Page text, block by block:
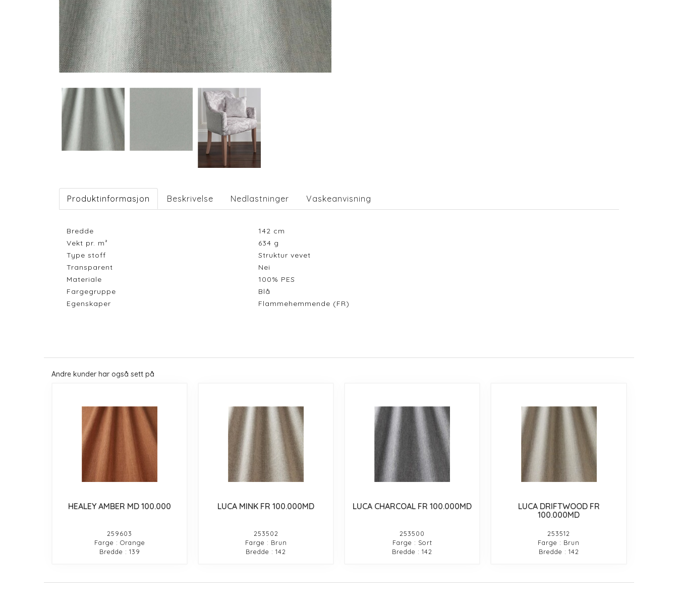
Produktinformasjon Beskrivelse Nedlastninger Vaskeanvisning
Bredde 142 cm
Vekt pr. m²
634 g
Type stoff
Struktur vevet
Transparent
Nei
Materiale
100% PES
Fargegruppe
Blå
Egenskaper
Flammehemmende (FR)
Andre kunder har også sett på
HEALEY AMBER MD 100.000
259603
Farge : Orange
Bredde : 139
LUCA MINK FR 100.000MD
253502
Farge : Brun
Bredde : 142
LUCA CHARCOAL FR 100.000MD
253500
Farge : Sort
Bredde : 142
LUCA DRIFTWOOD FR
100.000MD
253512
Farge : Brun
Bredde : 142